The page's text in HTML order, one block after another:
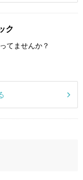
ク
てませんか？